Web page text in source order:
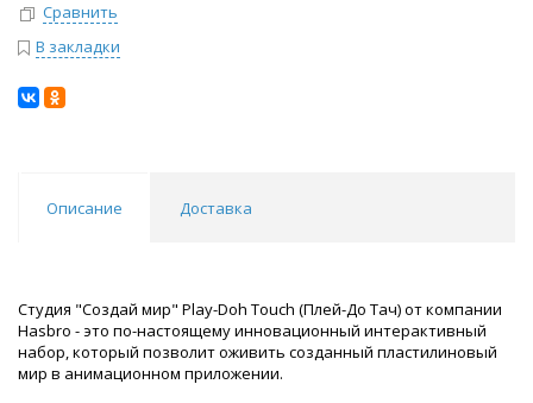
Сравнить
В закладки
Описание Доставка
Студия "Создай мир" Play-Doh Touch (Плей-До Тач) от компании
Hasbro - это по-настоящему инновационный интерактивный
набор, который позволит оживить созданный пластилиновый
мир в анимационном приложении.